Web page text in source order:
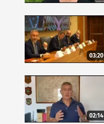
03:20
02:14